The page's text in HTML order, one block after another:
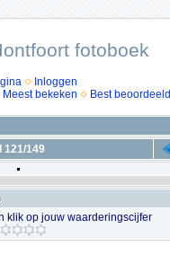
fotoboek
Inloggen
Meest bekeken Best beoordeeld
121/149
klik op jouw waarderingscijfer